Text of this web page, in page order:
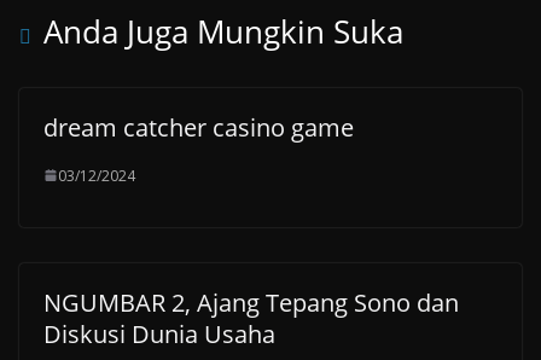
Anda Juga Mungkin Suka
dream catcher casino game
03/12/2024
NGUMBAR 2, Ajang Tepang Sono dan
Diskusi Dunia Usaha